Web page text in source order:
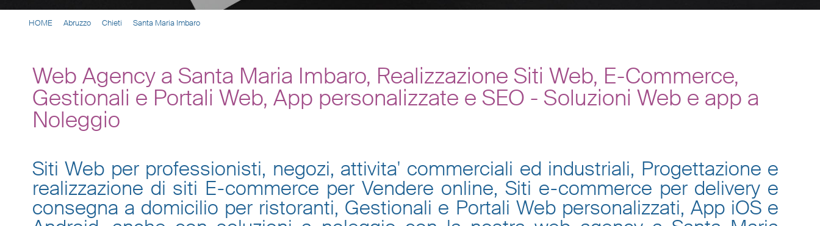
HOME Abruzzo Chieti Santa Maria Imbaro
Web Agency a Santa Maria Imbaro, Realizzazione Siti Web, E-Commerce,
Gestionali e Portali Web, App personalizzate e SEO - Soluzioni Web e app a
Noleggio
Siti Web per professionisti, negozi, attivita' commerciali ed industriali, Progettazione e
realizzazione di siti E-commerce per Vendere online, Siti e-commerce per delivery e
consegna a domicilio per ristoranti, Gestionali e Portali Web personalizzati, App iOS e